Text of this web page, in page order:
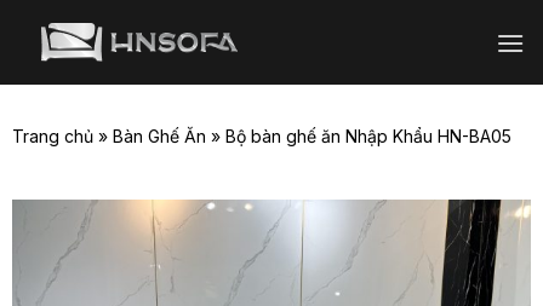
Trang chủ» Bàn Ghế Ăn » Bộ bàn ghế ăn Nhập Khẩu HN-BA05